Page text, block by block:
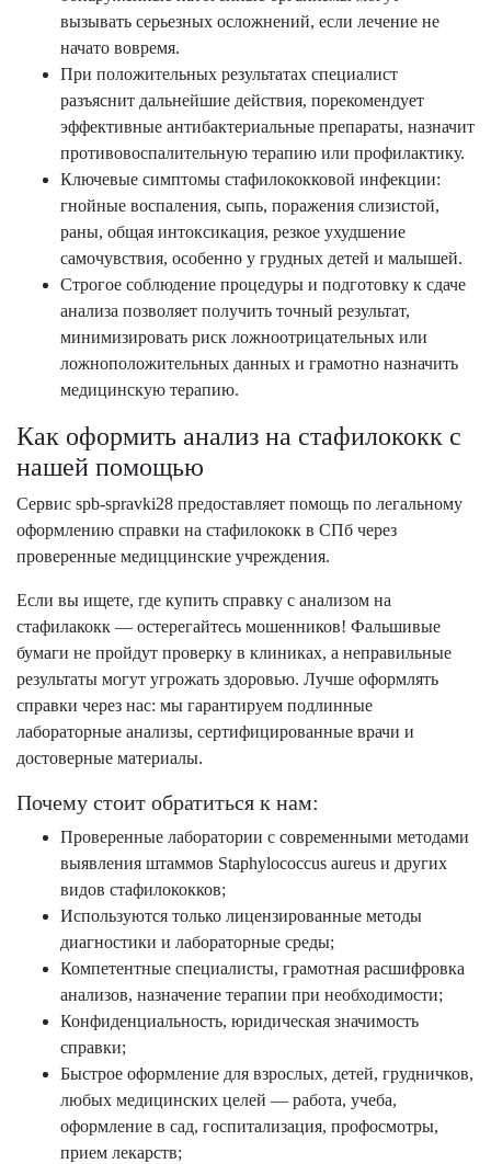
вызывать серьезных осложнений, если лечение не
начато вовремя.
При положительных результатах специалист
разъяснит дальнейшие действия, порекомендует
эффективные антибактериальные препараты, назначит
противовоспалительную терапию или профилактику.
Ключевые симптомы стафилококковой инфекции:
гнойные воспаления, сыпь, поражения слизистой,
раны, общая интоксикация, резкое ухудшение
самочувствия, особенно у грудных детей и малышей.
Строгое соблюдение процедуры и подготовку к сдаче
анализа позволяет получить точный результат,
минимизировать риск ложноотрицательных или
ложноположительных данных и грамотно назначить
медицинскую терапию.
Как оформить анализ на стафилококк с
нашей помощью
Сервис spb-spravki28 предоставляет помощь по легальному
оформлению справки на стафилококк в СПб через
проверенные медиццинские учреждения.
Если вы ищете, где купить справку с анализом на
стафилакокк — остерегайтесь мошенников! Фальшивые
бумаги не пройдут проверку в клиниках, а неправильные
результаты могут угрожать здоровью. Лучше оформлять
справки через нас: мы гарантируем подлинные
лабораторные анализы, сертифицированные врачи и
достоверные материалы.
Почему стоит обратиться к нам:
Проверенные лаборатории с современными методами
выявления штаммов Staphylococcus aureus и других
видов стафилококков;
Используются только лицензированные методы
диагностики и лабораторные среды;
Компетентные специалисты, грамотная расшифровка
анализов, назначение терапии при необходимости;
Конфиденциальность, юридическая значимость
справки;
Быстрое оформление для взрослых, детей, грудничков,
любых медицинских целей — работа, учеба,
оформление в сад, госпитализация, профосмотры,
прием лекарств;